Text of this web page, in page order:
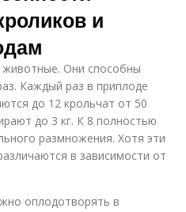
и
Они способны
Каждый раз в приплоде
до 12 крольчат от 50
до 3 кг. К 8 полностью
размножения. Хотя эти
в зависимости от
оплодотворять в